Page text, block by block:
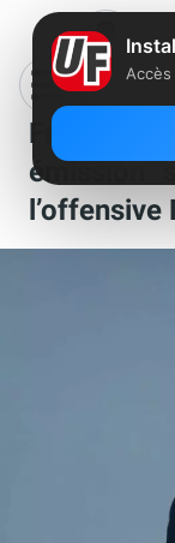
Frédéric
émission